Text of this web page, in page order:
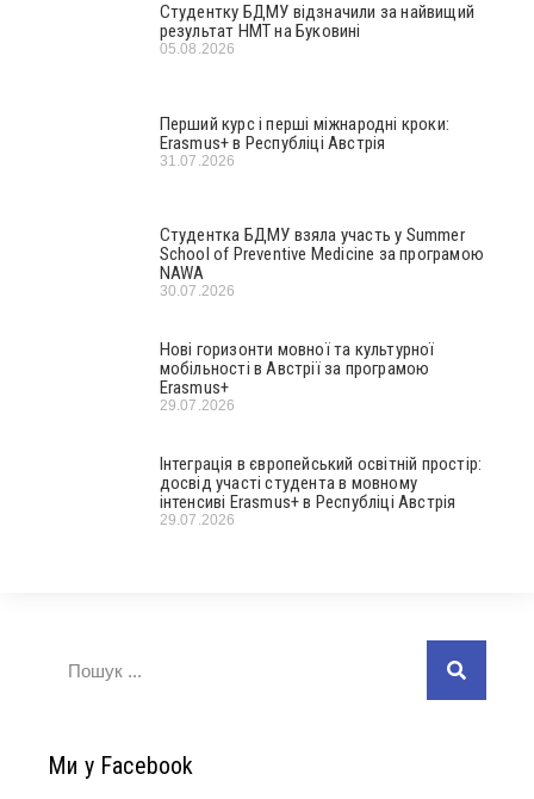
Студентку БДМУ відзначили за найвищий
результат НМТ на Буковині
05.08.2026
Перший курс і перші міжнародні кроки:
Erasmus+ в Республіці Австрія
31.07.2026
Студентка БДМУ взяла участь у Summer
School of Preventive Medicine за програмою
NAWA
30.07.2026
Нові горизонти мовної та культурної
мобільності в Австрії за програмою
Erasmus+
29.07.2026
Інтеграція в європейський освітній простір:
досвід участі студента в мовному
інтенсиві Erasmus+ в Республіці Австрія
29.07.2026
Ми у Facebook